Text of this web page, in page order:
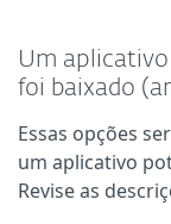
Um
foi baixado
Essas opções
um aplicativo
Revise as